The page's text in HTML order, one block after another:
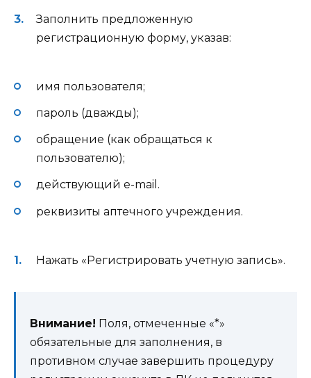
Заполнить предложенную
регистрационную форму, указав:
имя пользователя;
пароль (дважды);
обращение (как обращаться к
пользователю);
действующий e-mail.
реквизиты аптечного учреждения.
Нажать «Регистрировать учетную запись».
Внимание! Поля, отмеченные «*»
обязательные для заполнения, в
противном случае завершить процедуру